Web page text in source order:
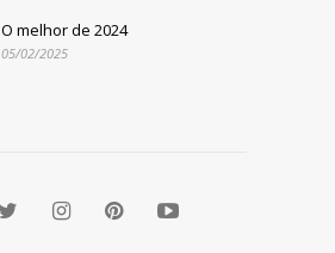
O melhor de 2024
05/02/2025